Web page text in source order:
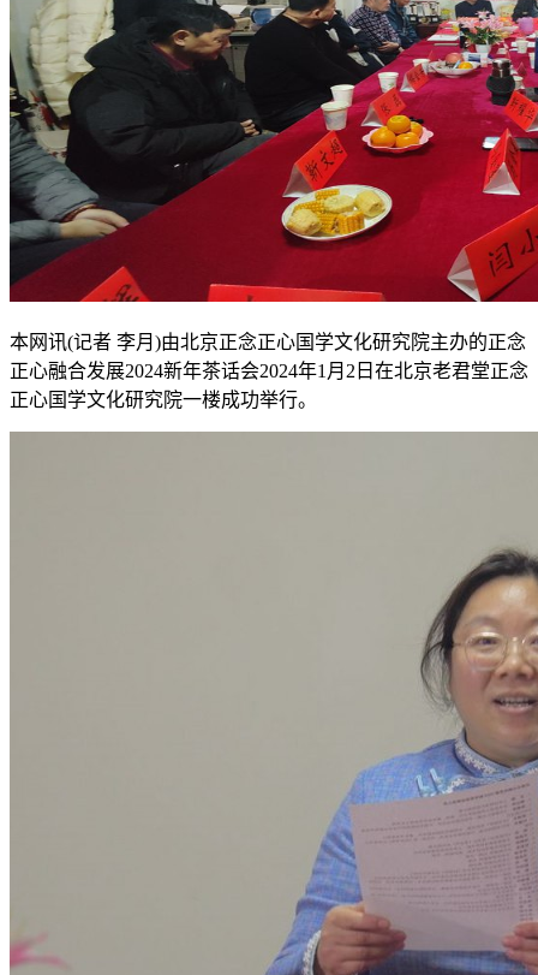
本网讯(记者 李月)由北京正念正心国学文化研究院主办的正念
正心融合发展2024新年茶话会2024年1月2日在北京老君堂正念
正心国学文化研究院一楼成功举行。